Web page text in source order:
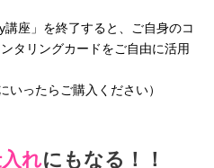
講座」を終了すると、ご自身のコ
タリングカードをご自由に活用
いったらご購入ください）
れにもなる！！